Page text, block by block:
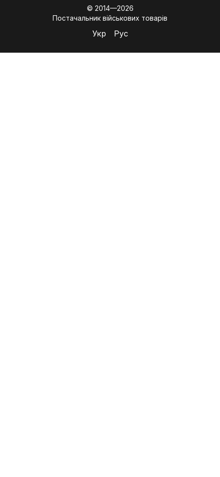
© 2014—2026
Постачальник військових товарів
Укр Рус